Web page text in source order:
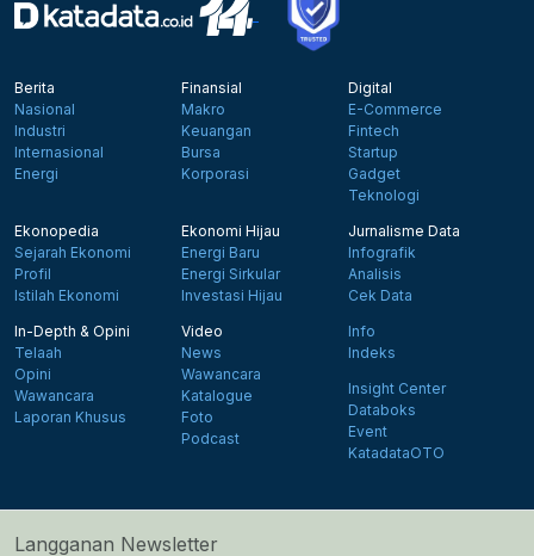
Berita
Nasional
Industri
Internasional
Energi
Finansial
Makro
Keuangan
Bursa
Korporasi
Digital
E-Commerce
Fintech
Startup
Gadget
Teknologi
Ekonopedia
Sejarah Ekonomi
Profil
Istilah Ekonomi
Ekonomi Hijau
Energi Baru
Energi Sirkular
Investasi Hijau
Jurnalisme Data
Infografik
Analisis
Cek Data
In-Depth & Opini
Telaah
Opini
Wawancara
Laporan Khusus
Video
News
Wawancara
Katalogue
Foto
Podcast
Info
Indeks
Insight Center
Databoks
Event
KatadataOTO
Langganan Newsletter